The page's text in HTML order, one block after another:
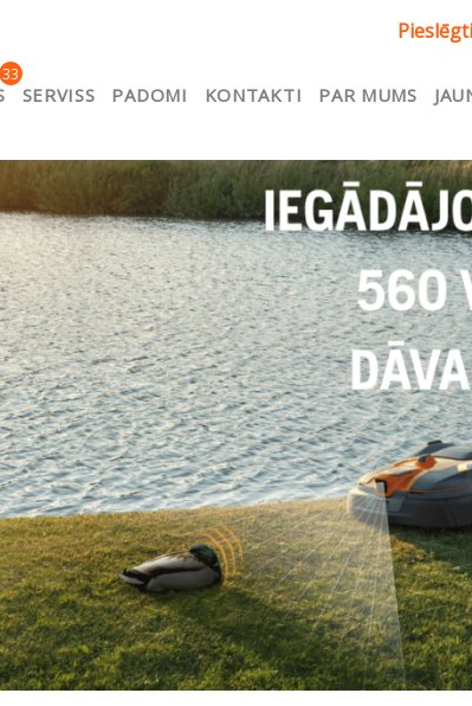
33
SERVISS PADOMI KONTAKTI PAR MUMS
import Kontakti Kurpirkt.lv
Lojalitāte
LV
Mans konts Par mums
Preces
noteikumi
Preču salīdzināšana Privātuma